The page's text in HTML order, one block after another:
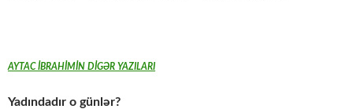
AYTAC İBRAHİMİN DİGƏR YAZILARI
Yadındadır o günlər?